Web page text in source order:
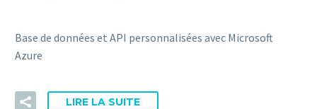
Base de données et API personnalisées avec Microsoft
Azure
LIRE LA SUITE